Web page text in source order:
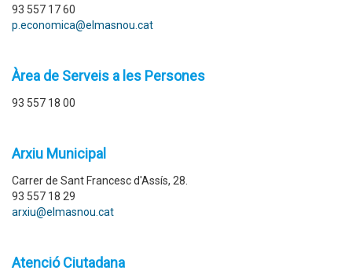
93 557 17 60
p.economica@elmasnou.cat
Àrea de Serveis a les Persones
93 557 18 00
Arxiu Municipal
Carrer de Sant Francesc d'Assís, 28.
93 557 18 29
arxiu@elmasnou.cat
Atenció Ciutadana